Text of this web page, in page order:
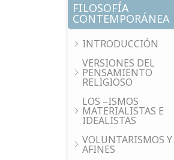
FILOSOFÍA
CONTEMPORÁNEA
INTRODUCCIÓN
VERSIONES DEL
PENSAMIENTO
RELIGIOSO
LOS –ISMOS
MATERIALISTAS E
IDEALISTAS
VOLUNTARISMOS Y
AFINES